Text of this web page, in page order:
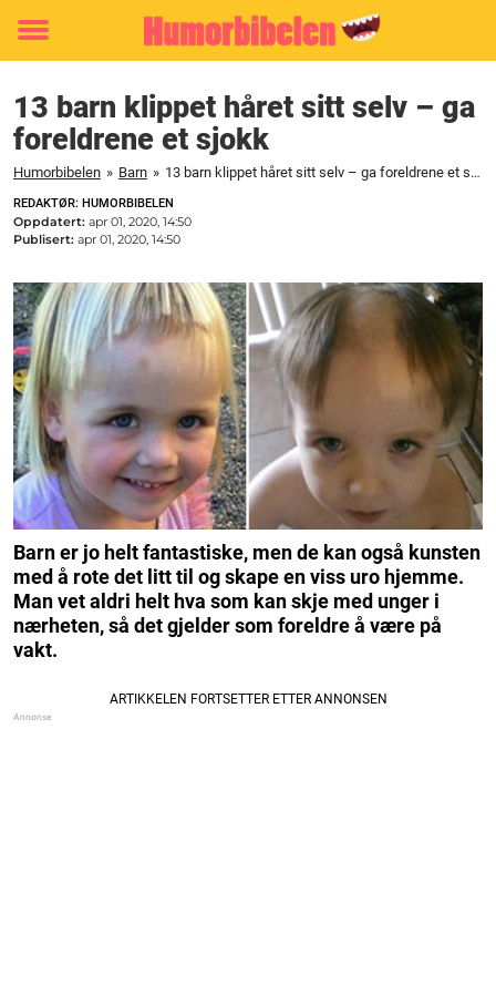
Toggle
13 barn klippet håret sitt selv – ga
foreldrene et sjokk
Humorbibelen » Barn » 13 barn klippet håret sitt selv – ga foreldrene et sjokk
REDAKTØR: HUMORBIBELEN
Oppdatert: apr 01, 2020, 14:50
Publisert: apr 01, 2020, 14:50
Barn er jo helt fantastiske, men de kan også kunsten
med å rote det litt til og skape en viss uro hjemme.
Man vet aldri helt hva som kan skje med unger i
nærheten, så det gjelder som foreldre å være på
vakt.